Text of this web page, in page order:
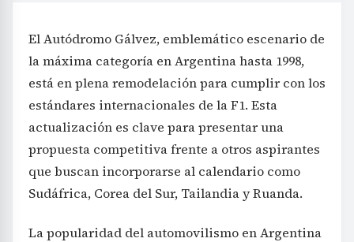
El Autódromo Gálvez, emblemático escenario de
la máxima categoría en Argentina hasta 1998,
está en plena remodelación para cumplir con los
estándares internacionales de la F1. Esta
actualización es clave para presentar una
propuesta competitiva frente a otros aspirantes
que buscan incorporarse al calendario como
Sudáfrica, Corea del Sur, Tailandia y Ruanda.
La popularidad del automovilismo en Argentina